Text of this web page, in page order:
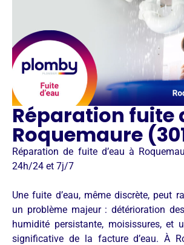
Réparation fuite
Roquemaure
Réparation de fuite d’eau à
24h/24 et 7j/7
Une fuite d’eau, même discrète, peut
un problème majeur : détérioration
humidité persistante, moisissures, et
significative de la facture d’eau. À